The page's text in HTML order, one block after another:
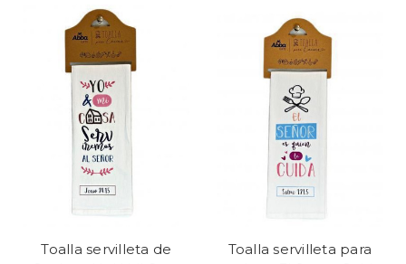
Toalla servilleta de
Toalla servilleta para